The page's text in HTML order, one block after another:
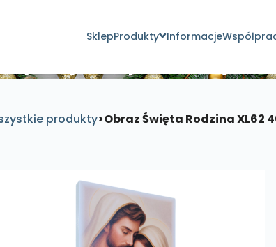
SklepProdukty Informacje
produkty>Obraz Święta Rodzina XL62